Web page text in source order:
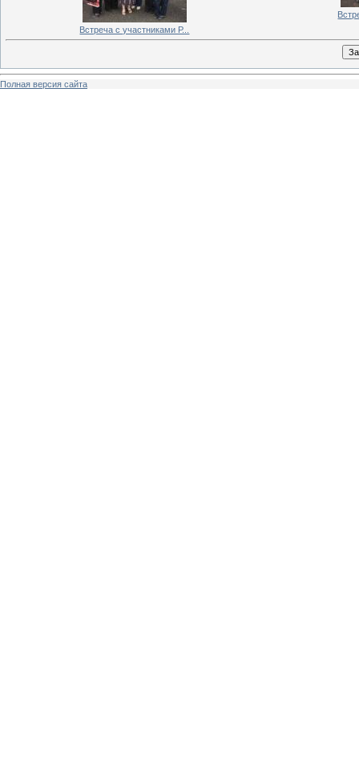
Встреча с участниками Р...
Полная версия сайта